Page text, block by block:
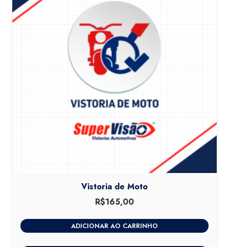
Vistoria de Moto
R$165,00
ADICIONAR AO CARRINHO